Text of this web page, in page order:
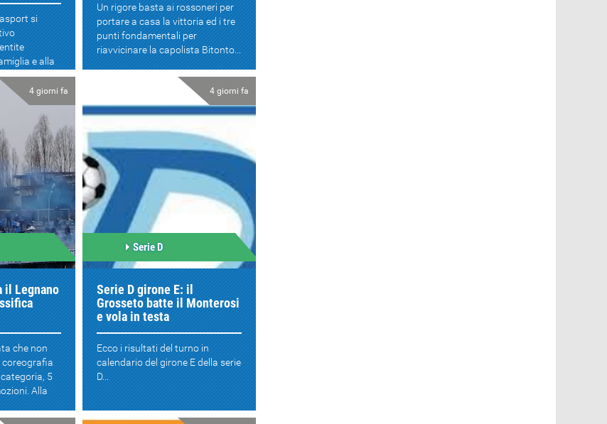
si
e alla
Un rigore basta ai rossoneri per
portare a casa la vittoria ed i tre
punti fondamentali per
riavvicinare la capolista Bitonto...
4 giorni fa
il Legnano
che non
coreografia
5
Alla
4 giorni fa
Serie D
Serie D girone E: il
Grosseto batte il Monterosi
e vola in testa
Ecco i risultati del turno in
calendario del girone E della serie
D...